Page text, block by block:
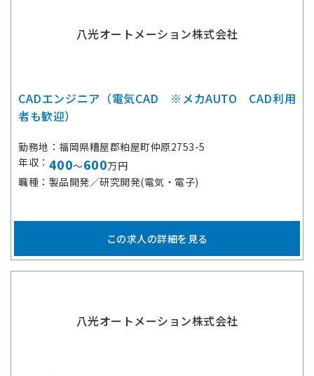
八光オートメーション株式会社
CADエンジニア（電気CAD ※メカAUTO CAD利用
者も歓迎）
勤務地
福岡県糟屋郡粕屋町仲原2753-5
年収
400～600万円
職種
製品開発／研究開発(電気・電子)
この求人の詳細を見る
八光オートメーション株式会社